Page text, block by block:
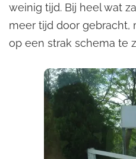
weinig tijd. Bij heel wat
meer tijd door gebracht,
op een strak schema te